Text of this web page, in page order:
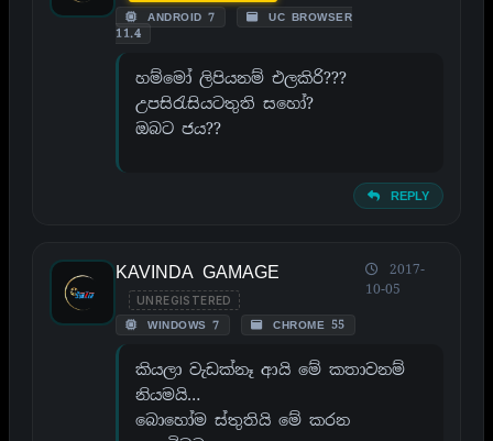
ANDROID 7
UC BROWSER
11.4
හම්මෝ ලිපියනම් එලකිරි???
උපසිරැසියටතුති සහෝ?
ඔබට ජය??
REPLY
KAVINDA GAMAGE
UNREGISTERED
WINDOWS 7 CHROME 55
2017-
10-05
කියලා වැඩක්නෑ ආයි මේ කතාවනම්
නියමයි…
බොහෝම ස්තුතියි මේ කරන